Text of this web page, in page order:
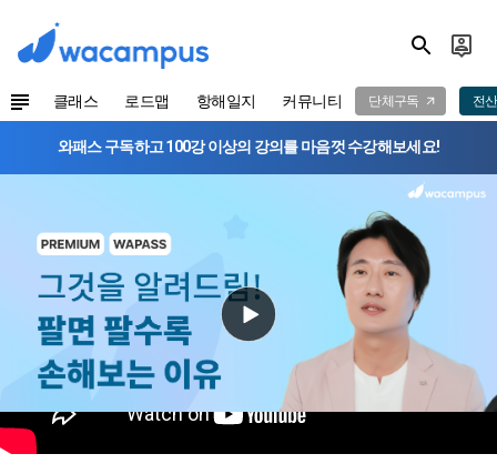
클래스 로드맵 항해일지 커뮤니티 단체구독 전
와패스 구독하고 100강 이상의 강의를 마음껏 수강해보세요!